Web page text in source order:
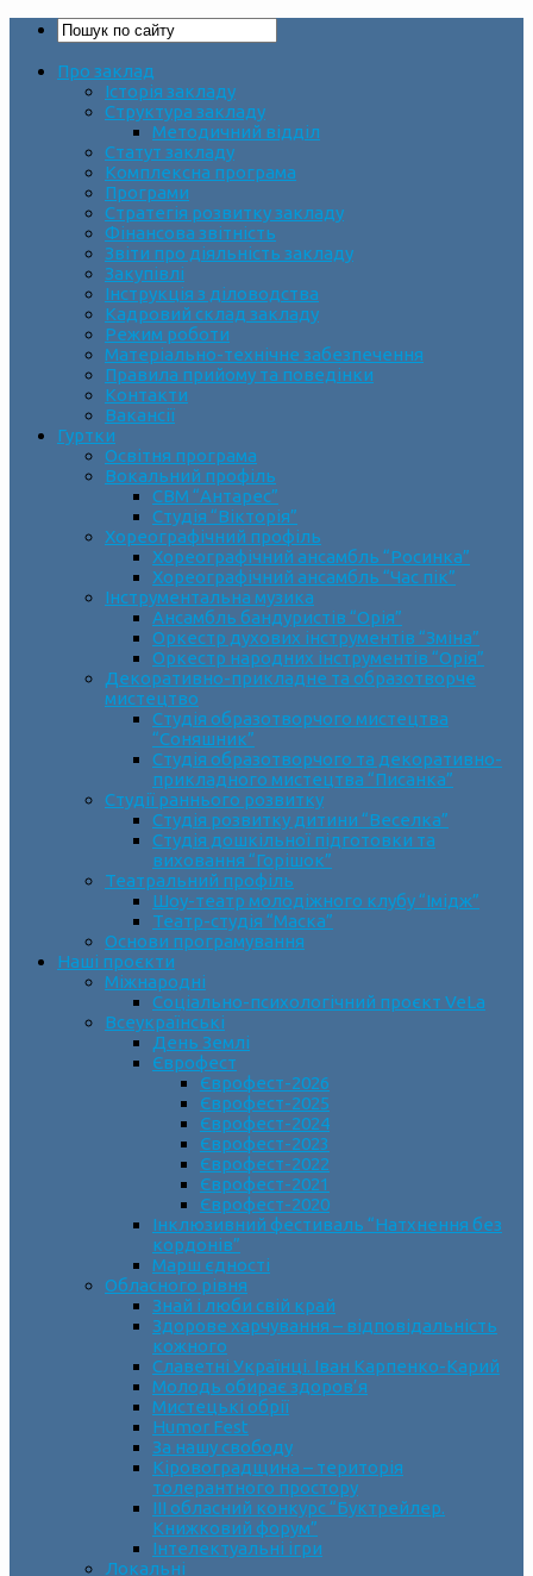
Про заклад
Історія закладу
Структура закладу
Методичний відділ
Статут закладу
Комплексна програма
Програми
Стратегія розвитку закладу
Фінансова звітність
Звіти про діяльність закладу
Закупівлі
Інструкція з діловодства
Кадровий склад закладу
Режим роботи
Матеріально-технічне забезпечення
Правила прийому та поведінки
Контакти
Вакансії
Гуртки
Освітня програма
Вокальний профіль
СВМ “Антарес”
Студія “Вікторія”
Хореографічний профіль
Хореографічний ансамбль “Росинка”
Хореографічний ансамбль “Час пік”
Інструментальна музика
Ансамбль бандуристів “Орія”
Оркестр духових інструментів “Зміна”
Оркестр народних інструментів “Орія”
Декоративно-прикладне та образотворче
мистецтво
Cтудія образотворчого мистецтва
“Соняшник”
Студія образотворчого та декоративно-
прикладного мистецтва “Писанка”
Студії раннього розвитку
Студія розвитку дитини “Веселка”
Студія дошкільної підготовки та
виховання “Горішок”
Театральний профіль
Шоу-театр молодіжного клубу “Імідж”
Театр-студія “Маска”
Основи програмування
Наші проєкти
Міжнародні
Соціально-психологічний проєкт VeLa
Всеукраїнські
День Землі
Єврофест
Єврофест-2026
Єврофест-2025
Єврофест-2024
Єврофест-2023
Єврофест-2022
Єврофест-2021
Єврофест-2020
Інклюзивний фестиваль “Натхнення без
кордонів”
Марш єдності
Обласного рівня
Знай і люби свій край
Здорове харчування – відповідальність
кожного
Славетні Українці. Іван Карпенко-Карий
Молодь обирає здоров’я
Мистецькі обрії
Humor Fest
За нашу свободу
Кіровоградщина – територія
толерантного простору
ІII обласний конкурс “Буктрейлер.
Книжковий форум”
Інтелектуальні ігри
Локальні